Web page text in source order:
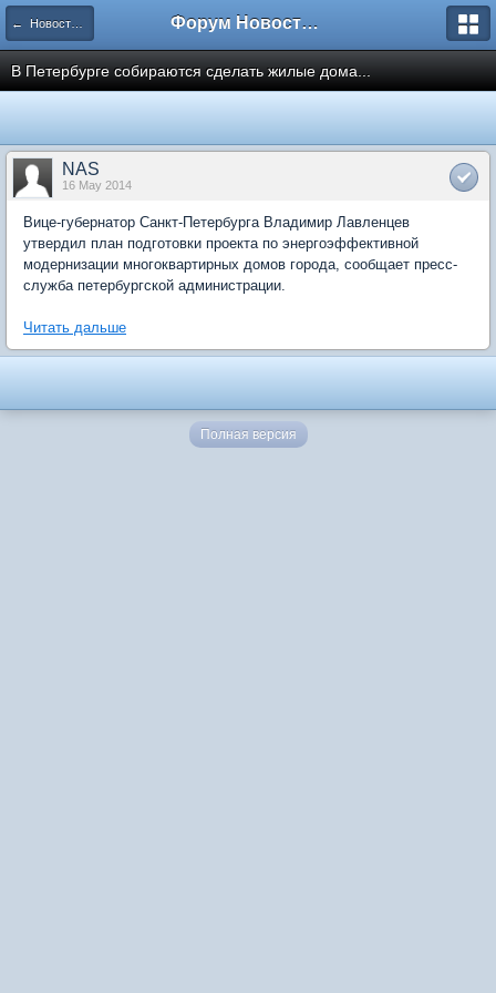
← Новости рынка недвижимости Форум Новостройки
В Петербурге собираются сделать жилые дома...
NAS
16 May 2014
Вице-губернатор Санкт-Петербурга Владимир Лавленцев
утвердил план подготовки проекта по энергоэффективной
модернизации многоквартирных домов города, сообщает пресс-
служба петербургской администрации.
Читать дальше
Полная версия